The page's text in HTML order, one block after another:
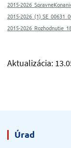
2015-
2015-2026_(1)
2015-
Aktualizácia:
Úrad